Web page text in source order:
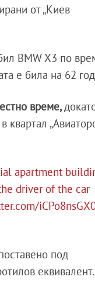
от „Киев
BMW X3 по
е била на 62
време,
apartment
driver of the car
под
еквивалент.